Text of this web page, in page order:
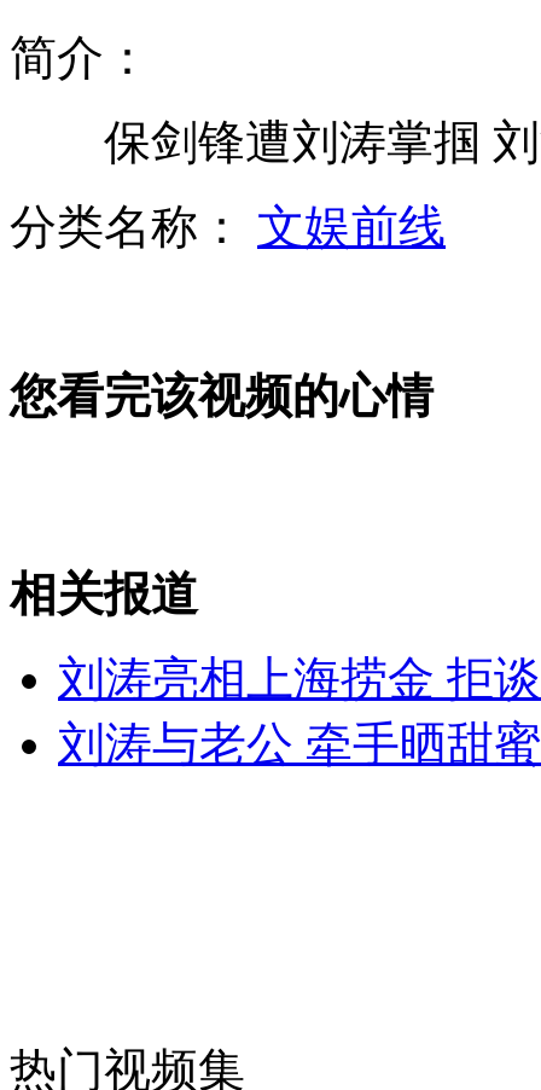
中国“太空实验时代”已到来
欧洲杯:黄牛票涨七倍 球迷仍跪求
山西运城恶犬咬伤多人 警民合力深夜将其击毙
简介：
保剑锋遭刘涛掌掴 刘
分类名称： 文娱前线
您看完该视频的心情
相关报道
刘涛亮相上海捞金 拒
刘涛与老公 牵手晒甜蜜
热门视频集